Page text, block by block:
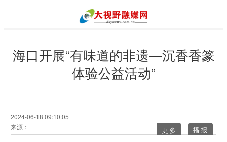
海口开展“有味道的非遗―沉香香篆
体验公益活动”
2024-06-18 09:10:05
来源：
更多